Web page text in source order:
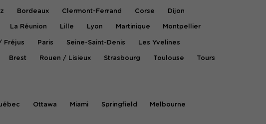
Bordeaux Clermont-Ferrand Corse Dijon
La Réunion Lille Lyon Martinique Montpellier
Fréjus Paris Seine-Saint-Denis Les Yvelines
Brest Rouen / Lisieux Strasbourg Toulouse Tours
Ottawa Miami Springfield Melbourne